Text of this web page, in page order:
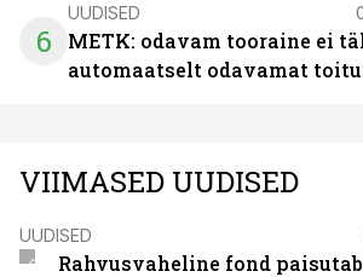
6
UUDISED
METK: odavam tooraine ei
automaatselt odavamat toitu
VIIMASED UUDISED
UUDISED
Rahvusvaheline fond